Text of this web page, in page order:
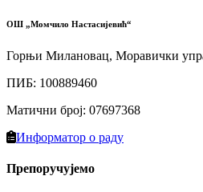
ОШ „Момчило Настасијевић“
Горњи Милановац, Моравички
ПИБ: 100889460
Матични број: 07697368
Информатор о раду
Препоручујемо